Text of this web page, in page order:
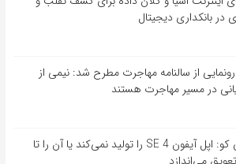
در بانکداری دیجیتال
از سالنامه مهاجرت مطرح شد: نیمی از
در مسیر مهاجرت هستند
مینگ-چی کو: اپل آیفون SE 4 را تولید نمی‌کند یا آن را تا